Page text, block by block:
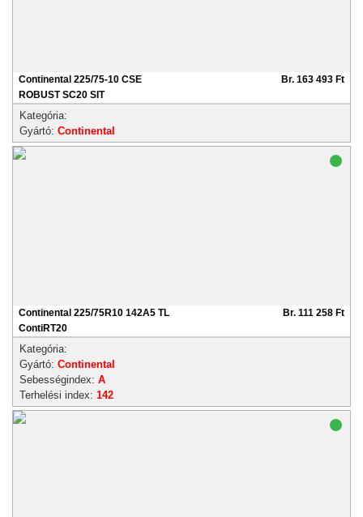
Continental 225/75-10 CSE
ROBUST SC20 SIT
Br. 163 493 Ft
Kategória:
Gyártó: Continental
Continental 225/75R10 142A5 TL
ContiRT20
Br. 111 258 Ft
Kategória:
Gyártó: Continental
Sebességindex: A
Terhelési index: 142